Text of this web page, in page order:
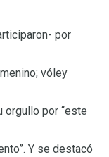
por
vóley
orgullo por “este
Y se destacó